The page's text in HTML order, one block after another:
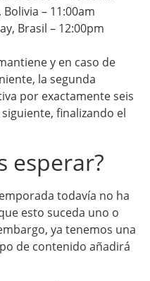
– 11:00am
Brasil – 12:00pm
y en caso de
la segunda
por exactamente seis
finalizando el
esperar?
todavía no ha
esto suceda uno o
ya tenemos una
de contenido añadirá